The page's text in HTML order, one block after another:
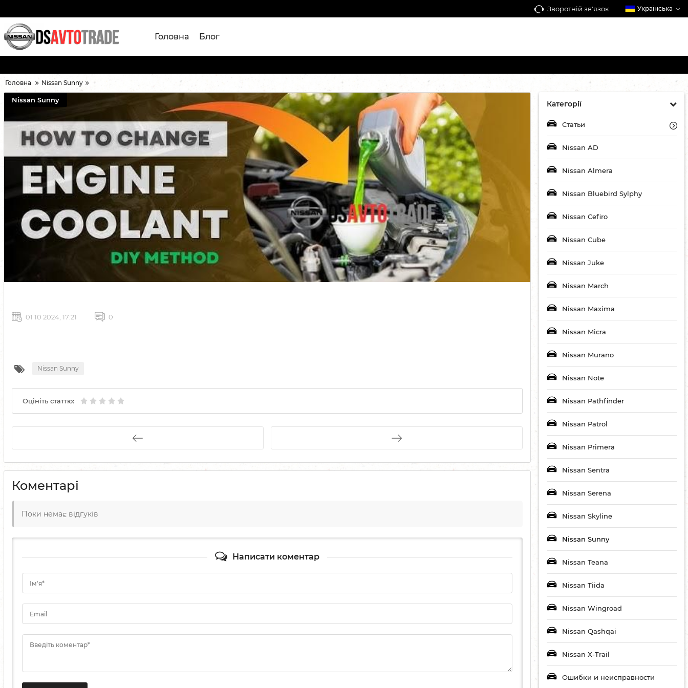
Зворотній зв'язок Українська
Головна Блог
Головна Nissan Sunny
Категорії
Статьи
Nissan AD
Nissan Almera
Nissan Bluebird Sylphy
Nissan Cefiro
Nissan Cube
Nissan Juke
Nissan March
Nissan Maxima
Nissan Micra
Nissan Murano
Nissan Note
Nissan Pathfinder
Nissan Patrol
Nissan Primera
Nissan Sentra
Nissan Serena
Nissan Skyline
Nissan Sunny
Nissan Teana
Nissan Tiida
Nissan Wingroad
Nissan Qashqai
Nissan X-Trail
Ошибки и неисправности
Nissan Sunny
01 10 2024, 17:21 0
Nissan Sunny
Оцініть статтю:
Коментарі
Поки немає відгуків
Написати коментар
Ім'я*
Email
Введіть коментар*